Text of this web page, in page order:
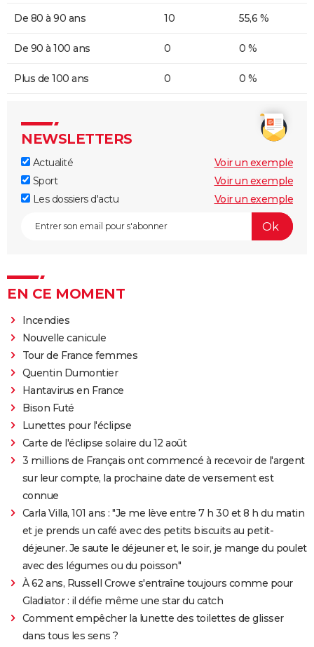
De 80 à 90 ans 10 55,6 %
De 90 à 100 ans 0 0 %
Plus de 100 ans 0 0 %
NEWSLETTERS
Actualité
Voir un exemple
Sport
Voir un exemple
Les dossiers d'actu
Voir un exemple
EN CE MOMENT
Incendies
Nouvelle canicule
Tour de France femmes
Quentin Dumontier
Hantavirus en France
Bison Futé
Lunettes pour l'éclipse
Carte de l'éclipse solaire du 12 août
3 millions de Français ont commencé à recevoir de l'argent
sur leur compte, la prochaine date de versement est
connue
Carla Villa, 101 ans : "Je me lève entre 7 h 30 et 8 h du matin
et je prends un café avec des petits biscuits au petit-
déjeuner. Je saute le déjeuner et, le soir, je mange du poulet
avec des légumes ou du poisson"
À 62 ans, Russell Crowe s'entraîne toujours comme pour
Gladiator : il défie même une star du catch
Comment empêcher la lunette des toilettes de glisser
dans tous les sens ?